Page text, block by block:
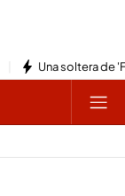
Una soltera de